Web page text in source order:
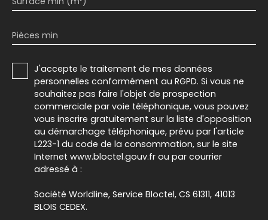
Pièces min
J'accepte le traitement de mes données
personnelles conformément au RGPD. Si vous ne
souhaitez pas faire l'objet de prospection
commerciale par voie téléphonique, vous pouvez
vous inscrire gratuitement sur la liste d'opposition
au démarchage téléphonique, prévu par l'article
L223-1 du code de la consommation, sur le site
Internet www.bloctel.gouv.fr ou par courrier
adressé à :
Société Worldline, Service Bloctel, CS 61311, 41013
BLOIS CEDEX.